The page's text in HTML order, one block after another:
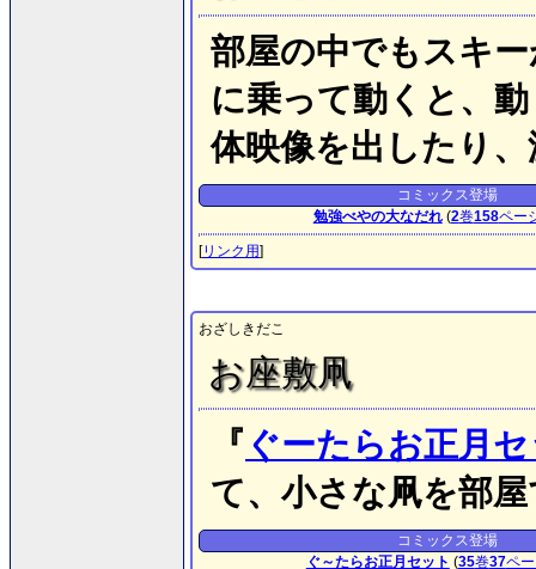
部屋の中でもスキ
に乗って動くと、
体映像を出したり
コミックス登場
勉強べやの大なだれ(2巻158ペー
[リンク用]
おざしきだこ
お座敷凧
『 ぐーたらお正月
て、小さな凧を部
コミックス登場
ぐ～たらお正月セット (35巻37ペ